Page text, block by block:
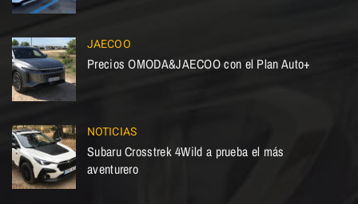
JAECOO
Precios OMODA&JAECOO con el Plan Auto+
NOTICIAS
Subaru Crosstrek 4Wild a prueba el más
aventurero